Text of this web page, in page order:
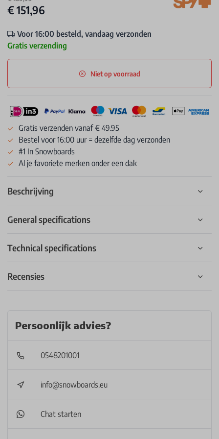
€ 151,96
Voor 16:00 besteld, vandaag verzonden
Gratis verzending
Niet op voorraad
Gratis verzenden vanaf € 49.95
Bestel voor 16:00 uur = dezelfde dag verzonden
#1 In Snowboards
Al je favoriete merken onder een dak
Beschrijving
General specifications
Technical specifications
Recensies
Persoonlijk advies?
0548201001
info@snowboards.eu
Chat starten